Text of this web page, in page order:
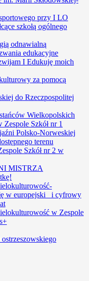
przy I LO
szkołą ogólnego
odnawialną
edukacyjne
I Edukuję moich
za pomocą
do Rzeczpospolitej
Wielkopolskich
Szkół nr 1
Polsko-Norweskiej
terenu
Szkół nr 2 w
MISTRZA
w europejski i cyfrowy
w Zespole